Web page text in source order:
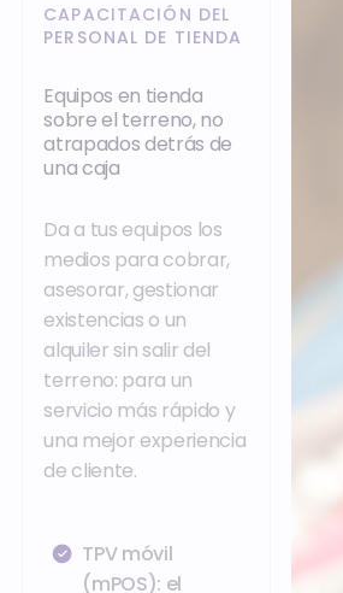
CAPACITACIÓN DEL
PERSONAL DE TIENDA
Equipos en tienda
sobre el terreno, no
atrapados detrás de
una caja
Da a tus equipos los
medios para cobrar,
asesorar, gestionar
existencias o un
alquiler sin salir del
terreno: para un
servicio más rápido y
una mejor experiencia
de cliente.
TPV móvil
(mPOS): el